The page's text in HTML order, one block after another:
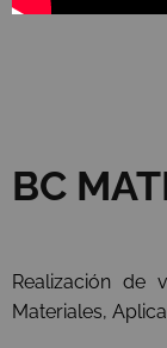
BC
Realización de
Materiales,